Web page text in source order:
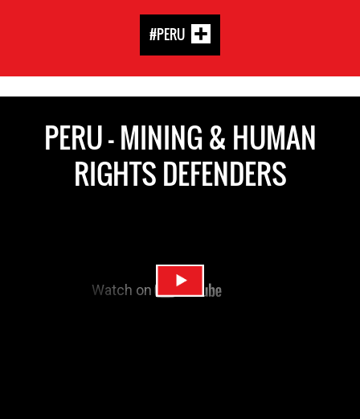
#PERU
PERU - MINING & HUMAN
RIGHTS DEFENDERS